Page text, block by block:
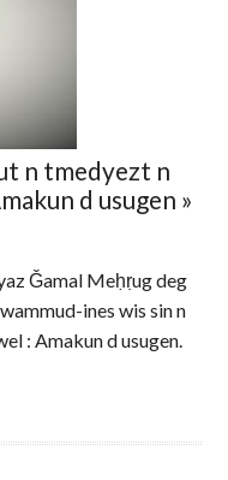
n tmedyezt n
d usugen »
Ǧamal Meḥṛug deg
ines wis sin n
: Amakun d usugen.